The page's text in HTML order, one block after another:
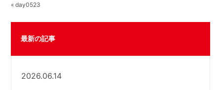
« day0523
最新の記事
2026.06.14